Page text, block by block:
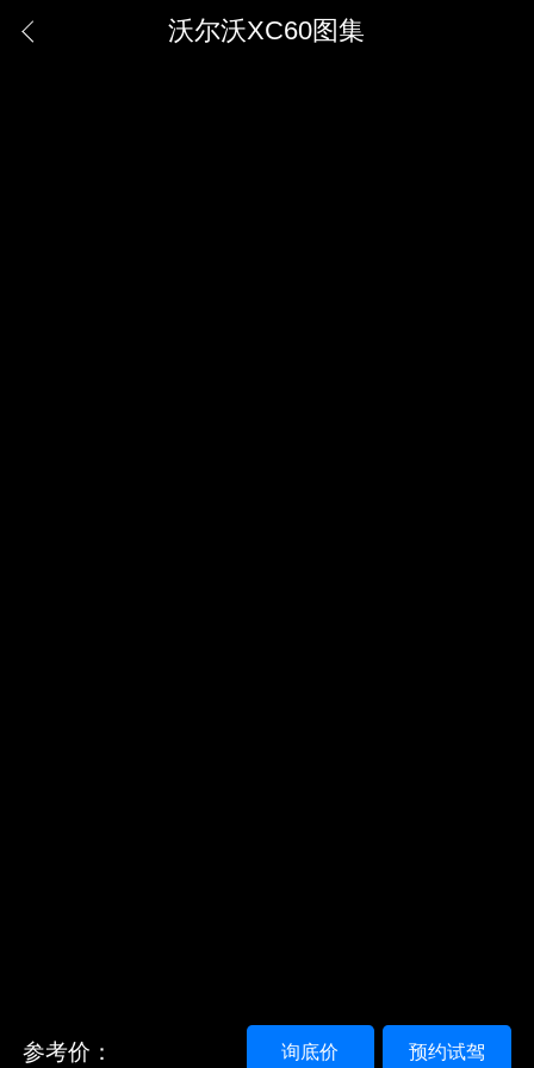
沃尔沃XC60图集
参考价： 预约试驾
询底价